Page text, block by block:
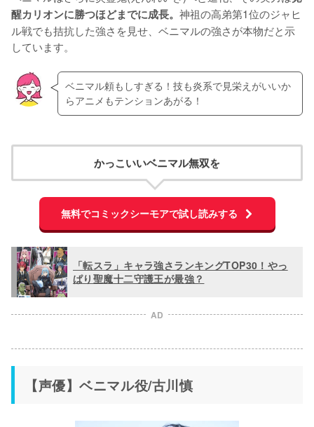
醒カリオンに勝つほどまでに成長。 神祖の高弟第1位のジャヒ
ル戦でも拮抗した強さを見せ、ベニマルの強さが本物だと示
しています。
ベニマル頼もしすぎる！技も炎系で見栄えがいいか
らアニメもテンションあがる！
かっこいいベニマル無双を
無料でコミックシーモアで試し読みする
「転スラ」キャラ強さランキングTOP30！やっ
ぱり聖魔十二守護王が最強？
AD
【声優】ベニマル役/古川慎